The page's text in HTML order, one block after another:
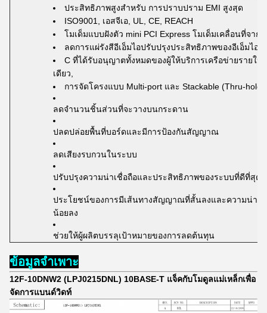
ประสิทธิภาพสูงสำหรับ การปราบปราม EMI สูงสุด
ISO9001, เอสจีเอ, UL, CE, REACH
โมเด็มแบบฝังตัว mini PCI Express โมเด็มเคลื่อนที่จาก
ลดการแผ่รังสีอีเอ็มไอปรับปรุงประสิทธิภาพของอีเอ็มไอ
C ที่ได้รับอนุญาตทั้งหมดของผู้ให้บริการเครือข่ายรายให
เดียว,
การจัดโครงแบบ Multi-port และ Stackable (Thru-hole
ลดจำนวนชิ้นส่วนที่จะวางบนกระดาน
ปลดปล่อยพื้นที่บอร์ดและมีการป้องกันสัญญาณ
ลดเสียงรบกวนในระบบ
ปรับปรุงความน่าเชื่อถือและประสิทธิภาพของระบบที่ดีที่สุด
ประโยชน์ของการมีเส้นทางสัญญาณที่สั้นลงและความน่าเ
น้อยลง
ช่วยให้ผู้ผลิตบรรลุเป้าหมายของการลดต้นทุน
ข้อมูลจำเพาะ
12F-10DNW2 (LPJ0215DNL) 10BASE-T แจ็คกับโมดูลแม่เหล็กเพื่อ
จัดการแบนด์วิดท์